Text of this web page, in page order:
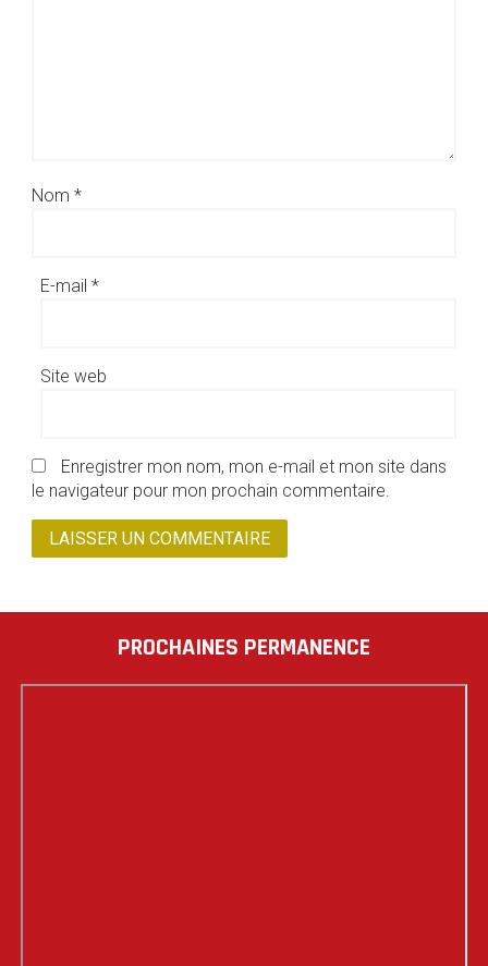
Nom *
E-mail *
Site web
Enregistrer mon nom, mon e-mail et mon site dans
le navigateur pour mon prochain commentaire.
PROCHAINES PERMANENCE